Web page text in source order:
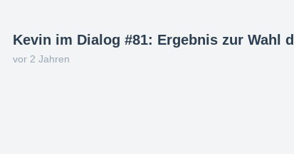
Kevin im Dialog #81: Ergebnis zur Wahl
vor 2 Jahren